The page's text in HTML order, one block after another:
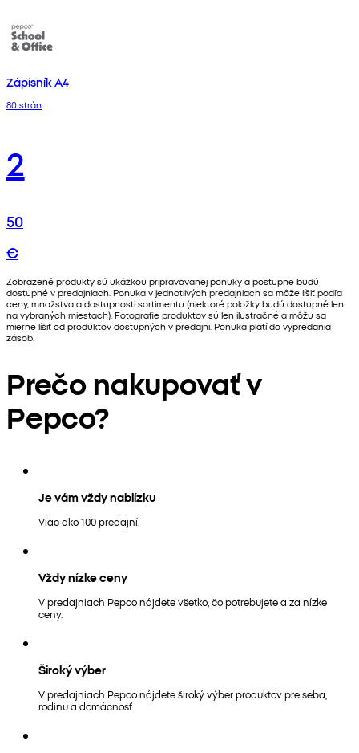
Zápisník A4
80 strán
2
50
€
Zobrazené produkty sú ukážkou pripravovanej ponuky a postupne budú
dostupné v predajniach. Ponuka v jednotlivých predajniach sa môže líšiť podľa
ceny, množstva a dostupnosti sortimentu (niektoré položky budú dostupné len
na vybraných miestach). Fotografie produktov sú len ilustračné a môžu sa
mierne líšiť od produktov dostupných v predajni. Ponuka platí do vypredania
zásob.
Prečo nakupovať v
Pepco?
Je vám vždy nablízku
Viac ako 100 predajní.
Vždy nízke ceny
V predajniach Pepco nájdete všetko, čo potrebujete a za nízke
ceny.
Široký výber
V predajniach Pepco nájdete široký výber produktov pre seba,
rodinu a domácnosť.